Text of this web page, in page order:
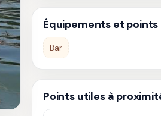
Équipements et
Bar
Points utiles à